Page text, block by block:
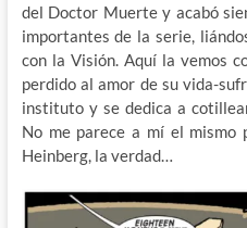
del Doctor Muerte y acabó
importantes de la serie,
con la Visión. Aquí la vemos
perdido al amor de su vida-
instituto y se dedica a
No me parece a mí el mismo
Heinberg, la verdad…